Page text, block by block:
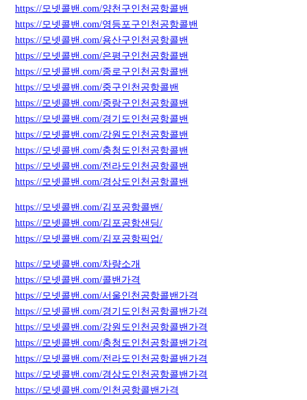
https://모넷콜밴.com/양천구인천공항콜밴
https://모넷콜밴.com/영등포구인천공항콜밴
https://모넷콜밴.com/용산구인천공항콜밴
https://모넷콜밴.com/은평구인천공항콜밴
https://모넷콜밴.com/종로구인천공항콜밴
https://모넷콜밴.com/중구인천공항콜밴
https://모넷콜밴.com/중랑구인천공항콜밴
https://모넷콜밴.com/경기도인천공항콜밴
https://모넷콜밴.com/강원도인천공항콜밴
https://모넷콜밴.com/충청도인천공항콜밴
https://모넷콜밴.com/전라도인천공항콜밴
https://모넷콜밴.com/경상도인천공항콜밴
https://모넷콜밴.com/김포공항콜밴/
https://모넷콜밴.com/김포공항샌딩/
https://모넷콜밴.com/김포공항픽업/
https://모넷콜밴.com/차량소개
https://모넷콜밴.com/콜밴가격
https://모넷콜밴.com/서울인천공항콜밴가격
https://모넷콜밴.com/경기도인천공항콜밴가격
https://모넷콜밴.com/강원도인천공항콜밴가격
https://모넷콜밴.com/충청도인천공항콜밴가격
https://모넷콜밴.com/전라도인천공항콜밴가격
https://모넷콜밴.com/경상도인천공항콜밴가격
https://모넷콜밴.com/인천공항콜밴가격